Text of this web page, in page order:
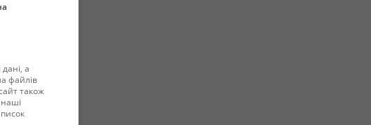
а
файлів
також